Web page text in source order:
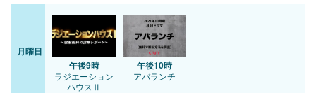
月曜日
午後9時
ラジエーション
ハウスⅡ
午後10時
アバランチ